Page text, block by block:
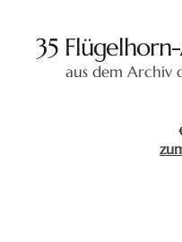
35
aus dem Archiv